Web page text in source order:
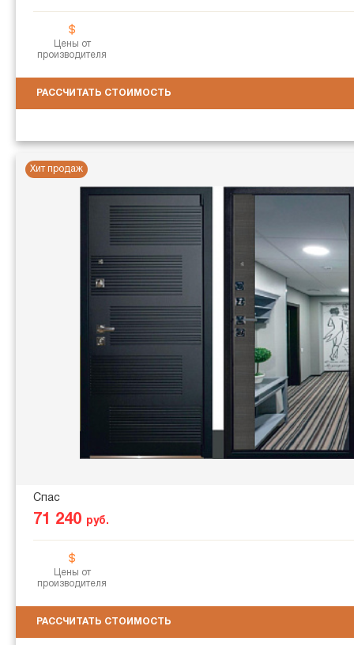
Цены от
производителя
РАССЧИТАТЬ СТОИМОСТЬ
Хит продаж
Спас
71 240 руб.
Цены от
производителя
РАССЧИТАТЬ СТОИМОСТЬ